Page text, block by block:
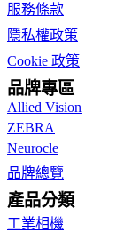
服務條款
隱私權政策
Cookie 政策
品牌專區
Allied Vision
ZEBRA
Neurocle
品牌總覽
產品分類
工業相機